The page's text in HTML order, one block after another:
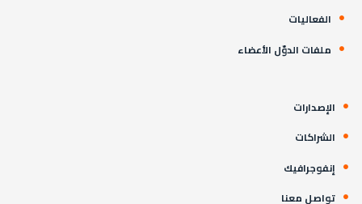
الفعاليات
ملفات الدوّل الأعضاء
الإصدارات
الشراكات
إنفوجرافيك
تواصل معنا